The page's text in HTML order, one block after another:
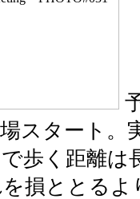
スタート。
歩く距離は
損ととる